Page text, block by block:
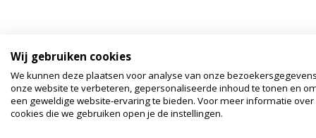
Wij gebruiken cookies
We kunnen deze plaatsen voor analyse van onze
onze website te verbeteren, gepersonaliseerde inhoud te tonen en
een geweldige website-ervaring te bieden. Voor meer informatie over
cookies die we gebruiken open je de instellingen.